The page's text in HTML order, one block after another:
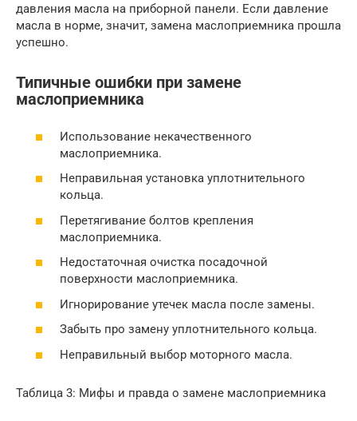
давления масла на приборной панели. Если давление
масла в норме, значит, замена маслоприемника прошла
успешно.
Типичные ошибки при замене
маслоприемника
Использование некачественного
маслоприемника.
Неправильная установка уплотнительного
кольца.
Перетягивание болтов крепления
маслоприемника.
Недостаточная очистка посадочной
поверхности маслоприемника.
Игнорирование утечек масла после замены.
Забыть про замену уплотнительного кольца.
Неправильный выбор моторного масла.
Таблица 3: Мифы и правда о замене маслоприемника